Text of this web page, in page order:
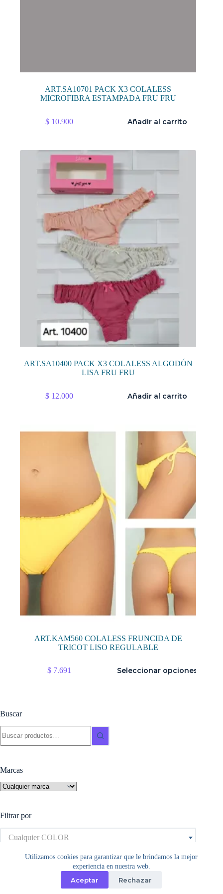
Utilizamos cookies para garantizar que le brindamos la mejor
experiencia en nuestra web.
Aceptar Rechazar
ART.SA10701 PACK X3 COLALESS
MICROFIBRA ESTAMPADA FRU FRU
$10.900 Añadir al carrito
ART.SA10400 PACK X3 COLALESS ALGODÓN
LISA FRU FRU
$12.000 Añadir al carrito
ART.KAM560 COLALESS FRUNCIDA DE
TRICOT LISO REGULABLE
$7.691 Seleccionar opciones
opciones
se
pueden
elegir
página
de
producto
Buscar
Buscar:
Marcas
Filtrar por
Cualquier COLOR
Copyright © 2026 - Tema para WordPress deCreative